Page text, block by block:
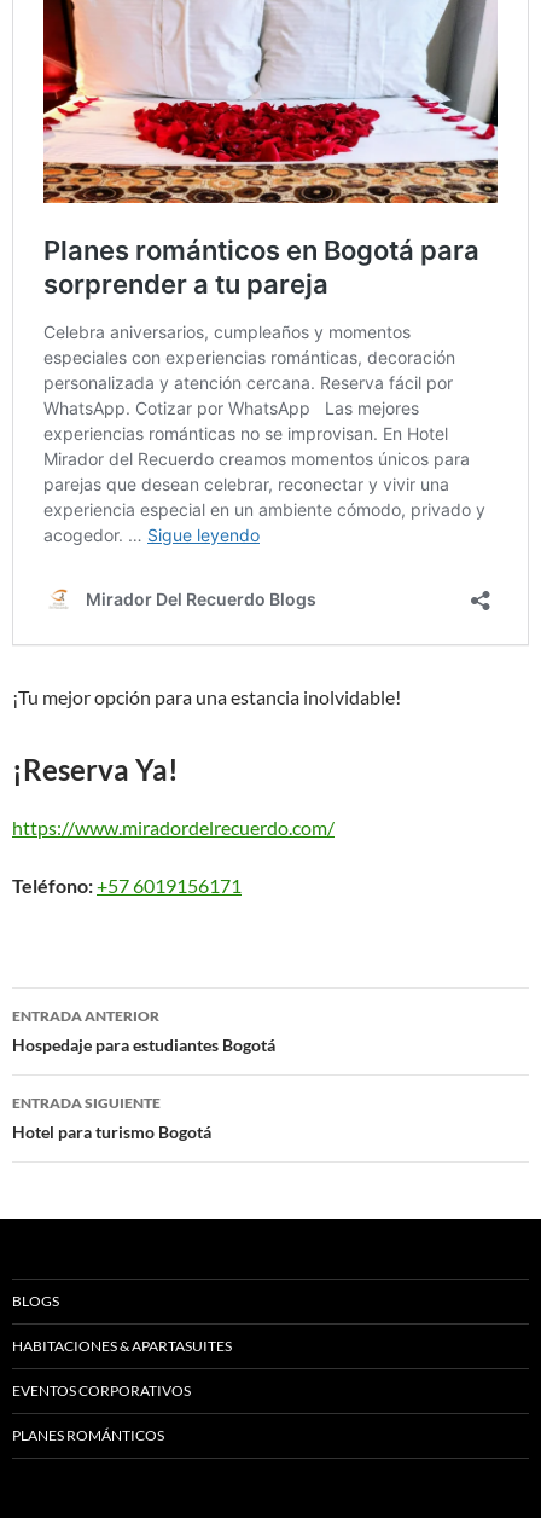
¡Tu mejor opción para una estancia inolvidable!
¡Reserva Ya!
https://www.miradordelrecuerdo.com/
Teléfono:+57 6019156171
Navegación
de
entradas
ENTRADA ANTERIOR
Hospedaje para estudiantes Bogotá
ENTRADA SIGUIENTE
Hotel para turismo Bogotá
BLOGS
HABITACIONES & APARTASUITES
EVENTOS CORPORATIVOS
PLANES ROMÁNTICOS